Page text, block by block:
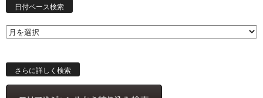
日付ベース検索
索
さらに詳しく検索